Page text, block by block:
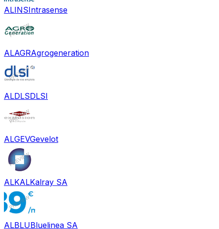
ALINSIntrasense
ALAGRAgrogeneration
ALDLSDLSI
ALGEVGevelot
ALKALKalray SA
ALBLUBluelinea SA